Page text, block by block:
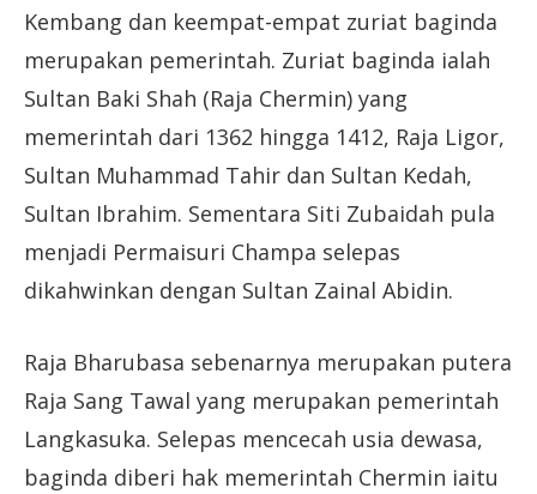
Kembang dan keempat-empat zuriat baginda
merupakan pemerintah. Zuriat baginda ialah
Sultan Baki Shah (Raja Chermin) yang
memerintah dari 1362 hingga 1412, Raja Ligor,
Sultan Muhammad Tahir dan Sultan Kedah,
Sultan Ibrahim. Sementara Siti Zubaidah pula
menjadi Permaisuri Champa selepas
dikahwinkan dengan Sultan Zainal Abidin.
Raja Bharubasa sebenarnya merupakan putera
Raja Sang Tawal yang merupakan pemerintah
Langkasuka. Selepas mencecah usia dewasa,
baginda diberi hak memerintah Chermin iaitu